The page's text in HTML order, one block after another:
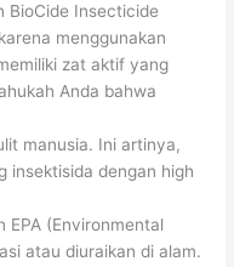
BioCide Insecticide
menggunakan
zat aktif yang
Anda bahwa
manusia. Ini artinya,
insektisida dengan high
(Environmental
atau diuraikan di alam.